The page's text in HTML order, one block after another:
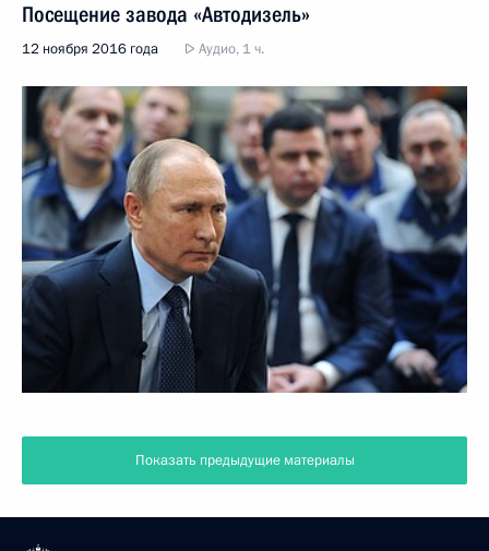
Посещение завода «Автодизель»
12 ноября 2016 года Аудио, 1 ч.
Показать предыдущие материалы